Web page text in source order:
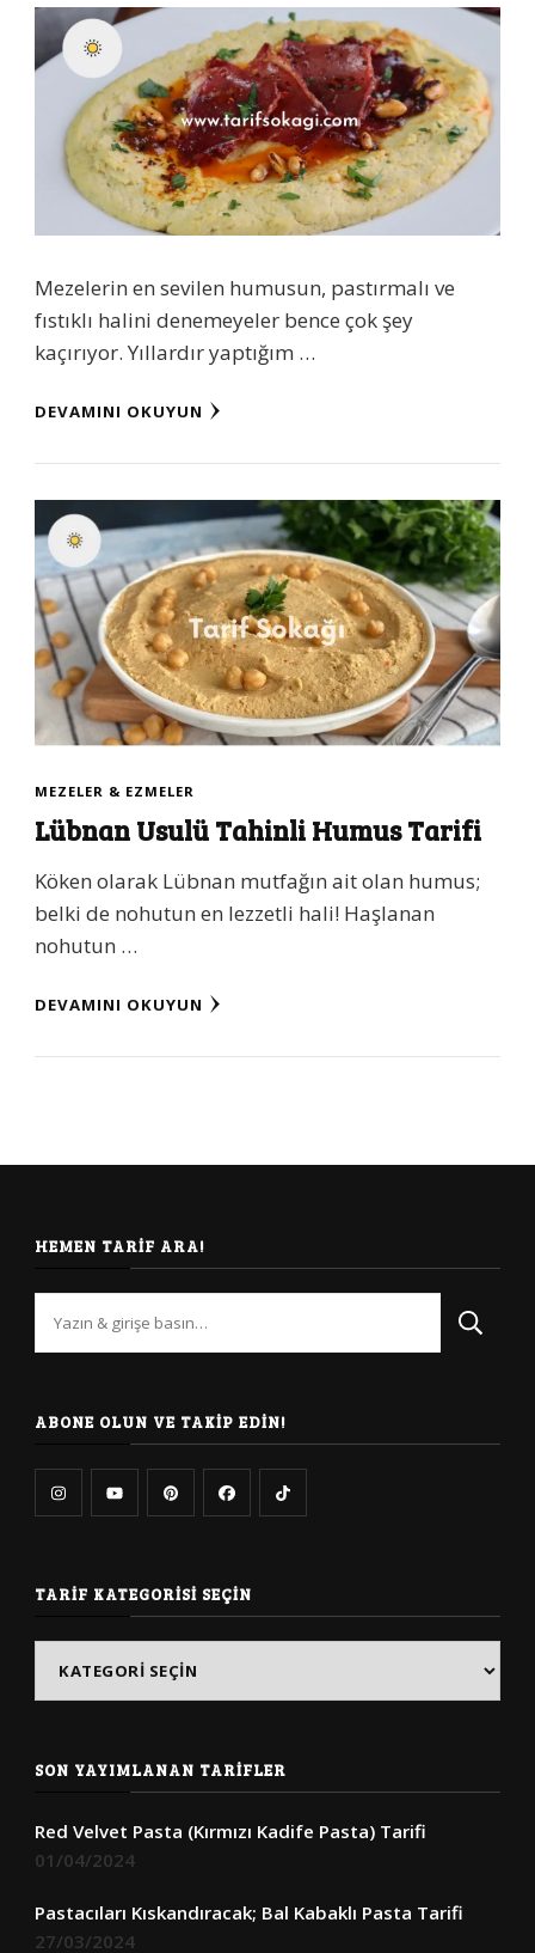
Mezelerin en sevilen humusun, pastırmalı ve
fıstıklı halini denemeyeler bence çok şey
kaçırıyor. Yıllardır yaptığım …
DEVAMINI OKUYUN
MEZELER & EZMELER
Lübnan Usulü Tahinli Humus Tarifi
Köken olarak Lübnan mutfağın ait olan humus;
belki de nohutun en lezzetli hali! Haşlanan
nohutun …
DEVAMINI OKUYUN
HEMEN TARIF ARA!
arıyorsunuz?
ABONE OLUN VE TAKIP EDIN!
TARIF KATEGORISI SEÇIN
SON YAYIMLANAN TARIFLER
Red Velvet Pasta (Kırmızı Kadife Pasta) Tarifi
01/04/2024
Pastacıları Kıskandıracak; Bal Kabaklı Pasta Tarifi
27/03/2024